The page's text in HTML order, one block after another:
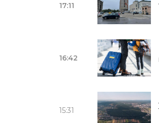
17:11
16:42
15:31